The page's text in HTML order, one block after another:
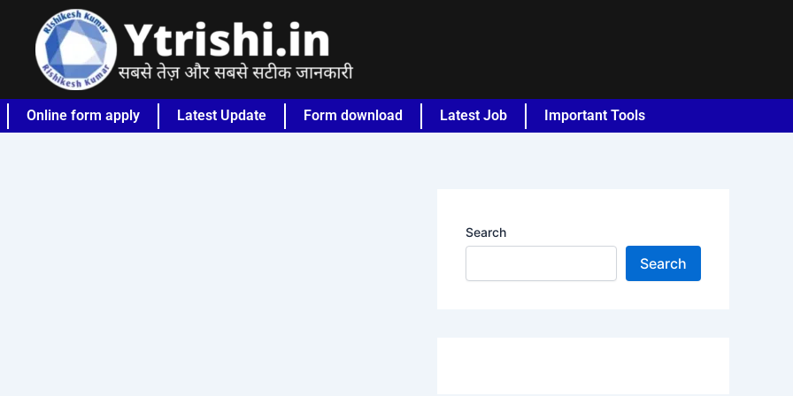
Online form apply Latest Update Form download Latest Job Important Tools
Search
Search